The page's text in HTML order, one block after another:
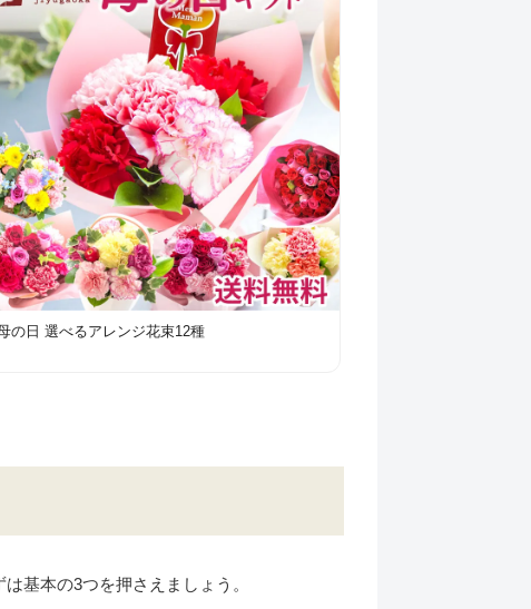
の日 選べるアレンジ花束12種
基本の3つを押さえましょう。